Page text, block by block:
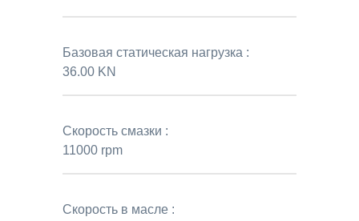
Базовая статическая нагрузка :
36.00 KN
Скорость смазки :
11000 rpm
Скорость в масле :